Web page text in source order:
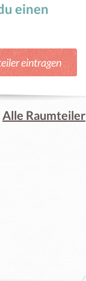
einen
eintragen
Alle Raumteiler